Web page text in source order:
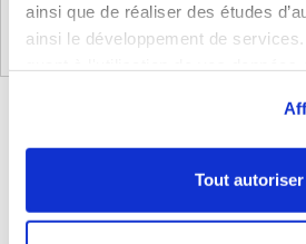
ainsi que de réaliser des études
ainsi le développement de
tout moment en consultant la
cookies ou en cliquant sur l'icône
Tout autoriser
Règlement (UE) 2023/988
Générale des Produits
BLEUCERISE VOUS